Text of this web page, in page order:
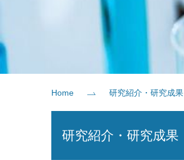
入学案内
大学院志望の方医学部志望の方卒業生の方
Home 研究紹介・研究成果
研究紹介・研究成果